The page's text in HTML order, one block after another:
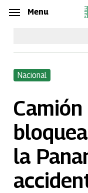
Skip
content
Menu
Nacional
la
Menu